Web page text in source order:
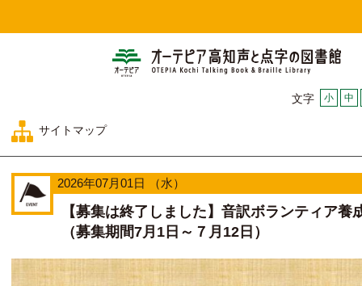
オー
文字 小 中
サイトマップ
2026年07月01日 （水）
【募集は終了しました】音訳ボランティア養
（募集期間7月1日～７月12日）